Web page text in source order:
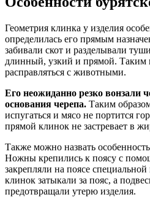
Геометрия клинка у изделия
определилась его прямым
забивали скот и разделывали
длинный, узкий и прямой. Таким
расправляться с животными.
Его неожиданно резко вонзали
основания черепа. Таким
испугаться и мясо не портится
прямой клинок не застревает в
Также можно назвать
Ножны крепились к поясу с
закрепляли на поясе
клинок затыкали за пояс, а
предотвращали утерю изделия.